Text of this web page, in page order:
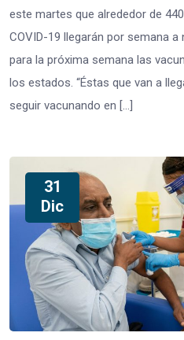
este martes que alrededor de
COVID-19 llegarán por semana
para la próxima semana las
los estados. “Éstas que van a
seguir vacunando en […]
31
Dic